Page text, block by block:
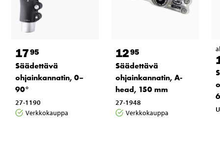
1795
Säädettävä
ohjainkannatin, 0–
90°
27-1190
Verkkokauppa
1295
Säädettävä
ohjainkannatin, A-
head, 150 mm
27-1948
Verkkokauppa